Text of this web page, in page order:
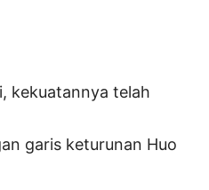
kekuatannya telah
garis keturunan Huo